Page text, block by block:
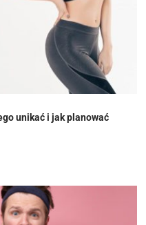
unikać i jak planować